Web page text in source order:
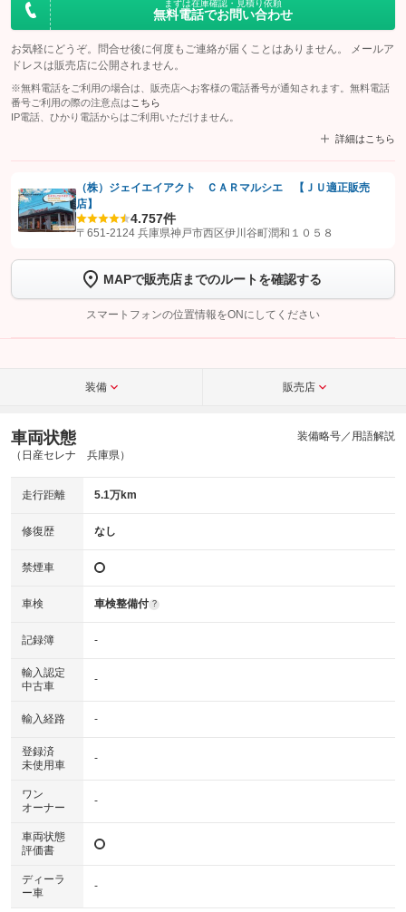
まずは在庫確認・見積り依頼
無料電話でお問い合わせ
お気軽にどうぞ。問合せ後に何度もご連絡が届くことはありません。 メールア
ドレスは販売店に公開されません。
※無料電話をご利用の場合は、販売店へお客様の電話番号が通知されます。無料電話
番号ご利用の際の注意点は こちら
IP電話、ひかり電話からはご利用いただけません。
詳細はこちら
【STEP1】認証画面でグーネットを友だち追加してから「許可する」ボタンを押
します
【STEP2】 トーク画面で
完了してください。
こちら
（株）ジェイエイアクト ＣＡＲマルシエ 【ＪＵ適正販売
店】
4.757件
〒651-2124 兵庫県神戸市西区伊川谷町潤和１０５８
MAPで販売店までのルートを確認する
スマートフォンの位置情報をONにしてください
装備 販売店
車両状態
（日産セレナ 兵庫県）
装備略号／用語解説
走行距離 5.1万km
修復歴 なし
禁煙車
車検 車検整備付 ?
記録簿 -
輸入認定
中古車
-
輸入経路 -
登録済
未使用車
-
ワン
オーナー
-
車両状態
評価書
ディーラ
ー車
-